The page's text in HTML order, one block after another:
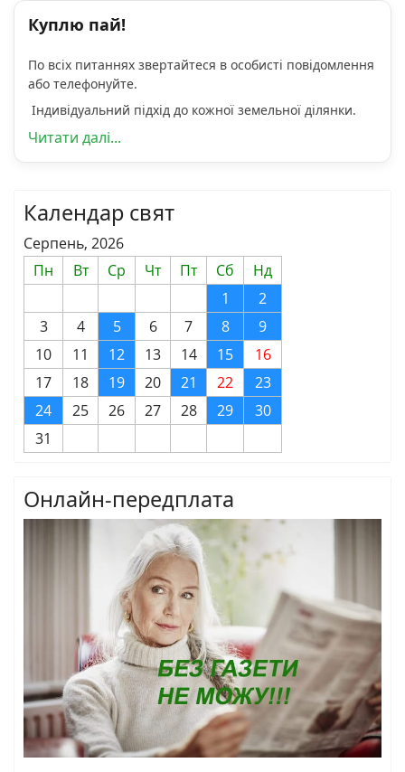
Куплю пай!
По всіх питаннях звертайтеся в особисті повідомлення
або телефонуйте.
Індивідуальний підхід до кожної земельної ділянки.
Читати далі...
Календар свят
Серпень, 2026
Пн
Вт Ср Чт Пт Сб
Нд
1
2
3
4 5 6 7 8
9
10
11 12 13 14 15
16
17
18 19 20 21 22
23
24
25 26 27 28 29
30
31
Онлайн-передплата